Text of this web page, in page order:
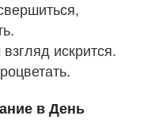
искрится.
в День